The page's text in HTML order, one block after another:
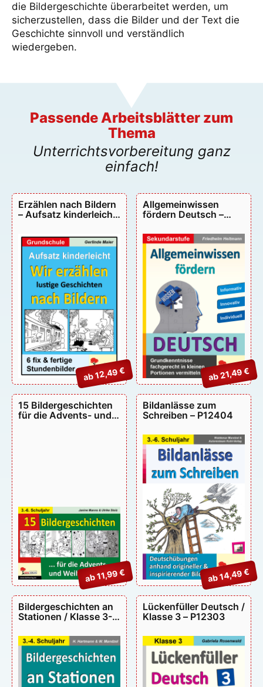
die Bildergeschichte überarbeitet werden, um
sicherzustellen, dass die Bilder und der Text die
Geschichte sinnvoll und verständlich
wiedergeben.
Passende Arbeitsblätter zum
Thema
Unterrichtsvorbereitung ganz
einfach!
Erzählen nach Bildern
– Aufsatz kinderleicht
ab 12,49 €
Allgemeinwissen
fördern Deutsch –
ab 21,49 €
15 Bildergeschichten
für die Advents- und
ab 11,99 €
Bildanlässe zum
Schreiben – P12404
ab 14,49 €
Bildergeschichten an
Stationen / Klasse 3-4
Lückenfüller Deutsch /
Klasse 3 – P12303